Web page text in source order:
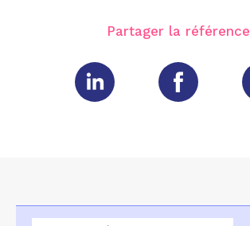
Partager la référence